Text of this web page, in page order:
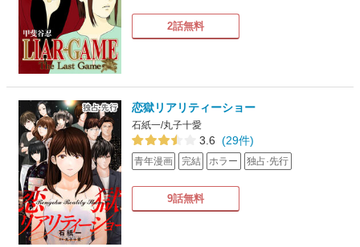
2話無料
恋獄リアリティーショー
石紙一/丸子十愛
3.6 (29件)
青年漫画 完結 ホラー 独占·先行
9話無料